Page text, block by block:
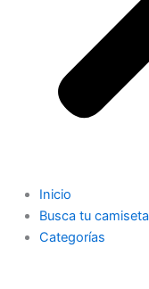
Inicio
Busca tu camiseta
Categorías